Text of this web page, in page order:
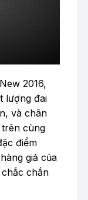
2016,
lượng đai
và chân
cùng
điểm
giả của
chắn